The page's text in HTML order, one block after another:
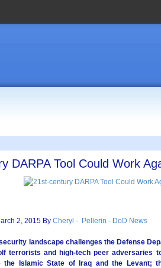
DARPA Tool Could Work
2, 2015 By Cheryl - Pellerin - DoD News
landscape challenges the Defense
terrorists and high-tech peer adversaries
the Islamic State of Iraq and the Levant;